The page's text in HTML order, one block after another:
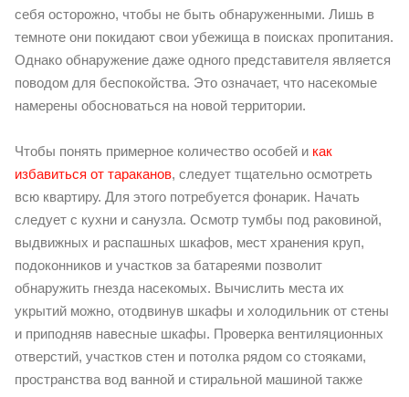
себя осторожно, чтобы не быть обнаруженными. Лишь в
темноте они покидают свои убежища в поисках пропитания.
Однако обнаружение даже одного представителя является
поводом для беспокойства. Это означает, что насекомые
намерены обосноваться на новой территории.
Чтобы понять примерное количество особей и как
избавиться от тараканов, следует тщательно осмотреть
всю квартиру. Для этого потребуется фонарик. Начать
следует с кухни и санузла. Осмотр тумбы под раковиной,
выдвижных и распашных шкафов, мест хранения круп,
подоконников и участков за батареями позволит
обнаружить гнезда насекомых. Вычислить места их
укрытий можно, отодвинув шкафы и холодильник от стены
и приподняв навесные шкафы. Проверка вентиляционных
отверстий, участков стен и потолка рядом со стояками,
пространства вод ванной и стиральной машиной также